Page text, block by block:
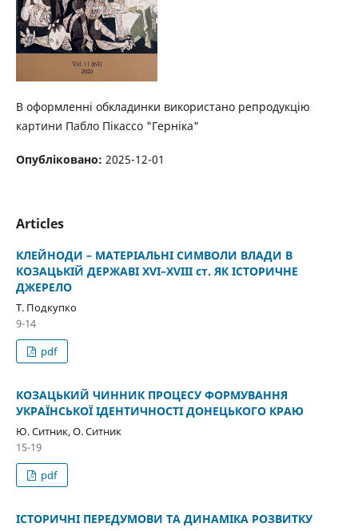
В оформленні обкладинки використано репродукцію
картини Пабло Пікассо "Герніка"
Опубліковано: 2025-12-01
Articles
КЛЕЙНОДИ – МАТЕРІАЛЬНІ СИМВОЛИ ВЛАДИ В
КОЗАЦЬКІЙ ДЕРЖАВІ XVI–XVIII ст. ЯК ІСТОРИЧНЕ
ДЖЕРЕЛО
Т. Подкупко
9-14
pdf
КОЗАЦЬКИЙ ЧИННИК ПРОЦЕСУ ФОРМУВАННЯ
УКРАЇНСЬКОЇ ІДЕНТИЧНОСТІ ДОНЕЦЬКОГО КРАЮ
Ю. Ситник, О. Ситник
15-19
pdf
ІСТОРИЧНІ ПЕРЕДУМОВИ ТА ДИНАМІКА РОЗВИТКУ